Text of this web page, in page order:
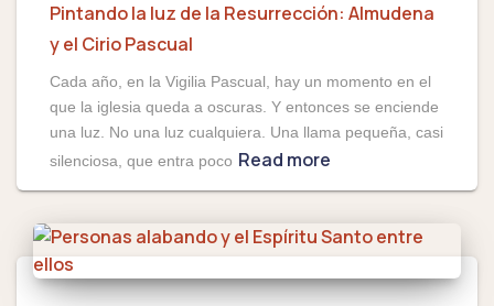
Pintando la luz de la Resurrección: Almudena
y el Cirio Pascual
Cada año, en la Vigilia Pascual, hay un momento en el
que la iglesia queda a oscuras. Y entonces se enciende
una luz. No una luz cualquiera. Una llama pequeña, casi
silenciosa, que entra poco Read more